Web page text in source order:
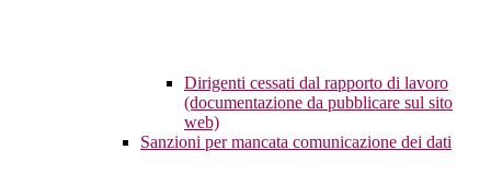
Dirigenti cessati dal rapporto di lavoro
(documentazione da pubblicare sul sito
web)
Sanzioni per mancata comunicazione dei dati